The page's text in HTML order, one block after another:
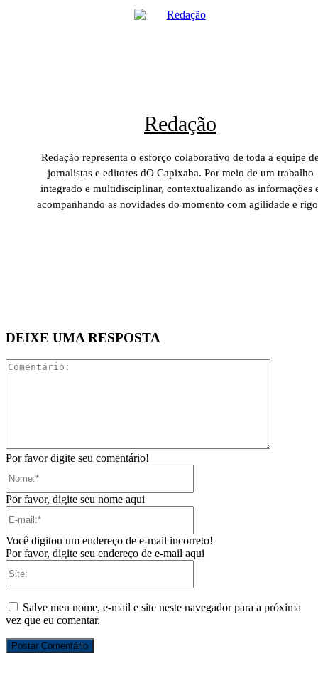
Redação
Redação representa o esforço colaborativo de toda a equipe
jornalistas e editores dO Capixaba. Por meio de um trabalho
integrado e multidisciplinar, contextualizando as informações
acompanhando as novidades do momento com agilidade e
DEIXE UMA RESPOSTA
Por favor digite seu comentário!
Por favor, digite seu nome aqui
Você digitou um endereço de e-mail incorreto!
Por favor, digite seu endereço de e-mail aqui
Salve meu nome, e-mail e site neste navegador para a próxima
vez que eu comentar.